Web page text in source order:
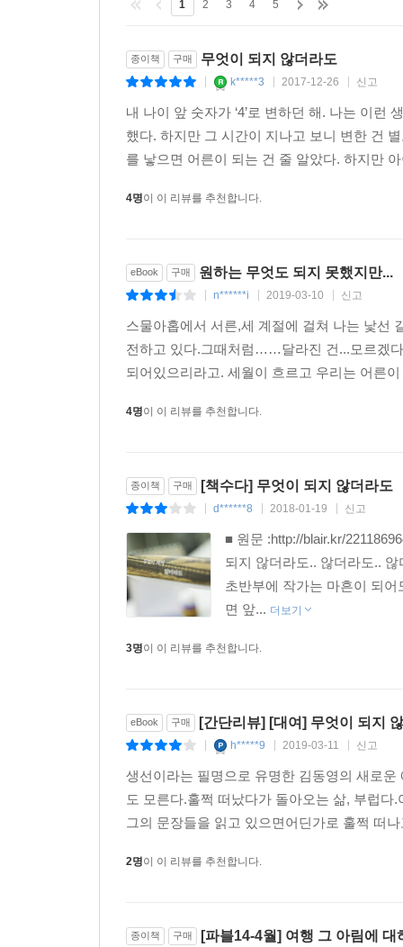
나는 정말 완벽한 문장을 써보고 싶다. 길지 않아
예전이나 지금이나 나는 애매하다.
그래도 그땐 몰랐지만 지금은 알게 된 게 있다.
문제는 결코 사라지지 않는다는 것.
새로운 문제가 이전의 문제를 덮을 뿐이라는 것 .
그리고 문제가 해결되지 않더라도 그냥 안고 살아
조금 더 세상이 살기 쉬운 곳이 되기를 바란다.
--- p.274
1 2 3 4 5
종이책 구매 무엇이 되지 않더라도
k*****3 2017-12-26 신고
내 나이 앞 숫자가 ‘4’로 변하던 해. 나는 이런
했다. 하지만 그 시간이 지나고 보니 변한 건
를 낳으면 어른이 되는 건 줄 알았다. 하지만
4명이 이 리뷰를 추천합니다.
eBook 구매 원하는 무엇도 되지 못했지만...
n******i 2019-03-10 신고
스물아홉에서 서른,세 계절에 걸쳐 나는 낯선
전하고 있다.그때처럼……달라진 건...모르겠
되어있으리라고. 세월이 흐르고 우리는 어른
4명이 이 리뷰를 추천합니다.
종이책 구매 [책수다] 무엇이 되지 않더라도
d******8 2018-01-19 신고
■ 원문 :http://blair.kr/
되지 않더라도.. 않더라도..
초반부에 작가는 마흔이 되
면 앞... 더보기
3명이 이 리뷰를 추천합니다.
eBook 구매 [간단리뷰] [대여] 무엇이 되지
h*****9 2019-03-11 신고
생선이라는 필명으로 유명한 김동영의 새로
도 모른다.훌쩍 떠났다가 돌아오는 삶, 부럽
그의 문장들을 읽고 있으면어딘가로 훌쩍 떠
2명이 이 리뷰를 추천합니다.
종이책 구매 [파블14-4월] 여행 그 아림에